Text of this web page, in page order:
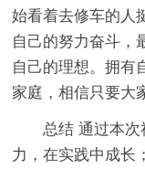
始看着去修车的人
自己的努力奋斗，
自己的理想。拥有
家庭，相信只要大
总结 通过本
力，在实践中成长